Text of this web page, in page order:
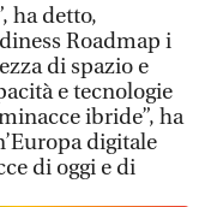
ha detto,
Roadmap i
di spazio e
e tecnologie
ibride”, ha
digitale
di oggi e di